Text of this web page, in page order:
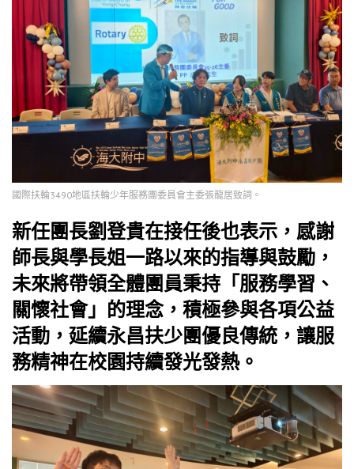
國際扶輪3490地區扶輪少年服務團委員會主委張龍居致詞。
新任團長劉登貴在接任後也表示，感謝
師長與學長姐一路以來的指導與鼓勵，
未來將帶領全體團員秉持「服務學習、
關懷社會」的理念，積極參與各項公益
活動，延續永昌扶少團優良傳統，讓服
務精神在校園持續發光發熱。